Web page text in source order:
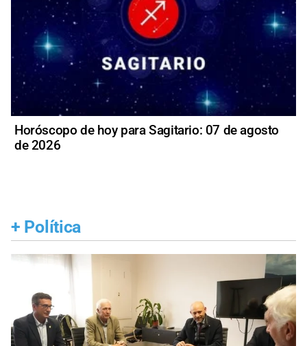
Horóscopo de hoy para Sagitario: 07 de agosto
de 2026
+ Política